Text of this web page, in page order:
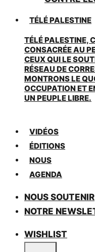
TÉLÉ PALESTINE
TÉLÉ PALESTINE,
CONSACRÉE AU
CEUX QUI LE
RÉSEAU DE
MONTRONS LE
OCCUPATION ET
UN PEUPLE LIBRE.
VIDÉOS
ÉDITIONS
NOUS
AGENDA
NOUS SOUTENIR
NOTRE
WISHLIST